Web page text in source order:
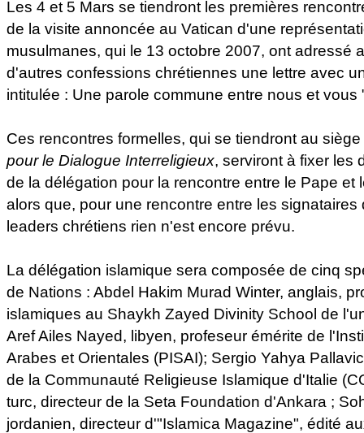
Les 4 et 5 Mars se tiendront les premières
de la visite annoncée au Vatican d'une
musulmanes, qui le 13 octobre 2007, ont adressé
d'autres confessions chrétiennes une lettre avec
intitulée : Une parole commune entre nous et vous
Ces rencontres formelles, qui se tiendront au
pour le Dialogue Interreligieux, serviront à fixer les
de la délégation pour la rencontre entre le Pape et
alors que, pour une rencontre entre les signataires
leaders chrétiens rien n'est encore prévu.
La délégation islamique sera composée de cinq
de Nations : Abdel Hakim Murad Winter, anglais,
islamiques au Shaykh Zayed Divinity School de
Aref Ailes Nayed, libyen, profeseur émérite de
Arabes et Orientales (PISAI); Sergio Yahya
de la Communauté Religieuse Islamique d'Italie
turc, directeur de la Seta Foundation d'Ankara ;
jordanien, directeur d'"Islamica Magazine", édité